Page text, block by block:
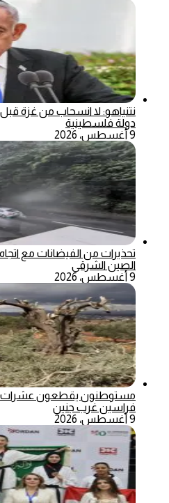
نتنياهو: لا انسحاب من غزة
دولة فلسطينية
9 أغسطس، 2026
تحذيرات من الفيضانات مع
الصين الشرقي
9 أغسطس، 2026
مستوطنون يقطعون عشرات
فراسين غرب جنين
9 أغسطس، 2026